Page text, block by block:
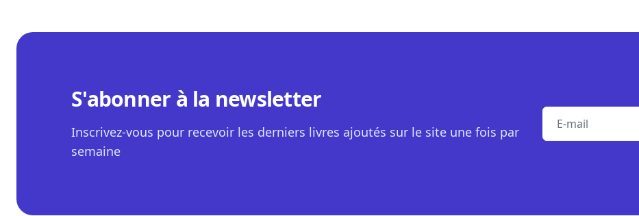
S'abonner à la newsletter
Inscrivez-vous pour recevoir les derniers livres ajoutés sur le site une fois par
semaine
E-mail